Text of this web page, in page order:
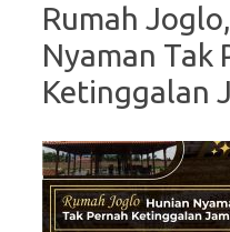
Rumah
Nyaman Tak
Ketinggalan